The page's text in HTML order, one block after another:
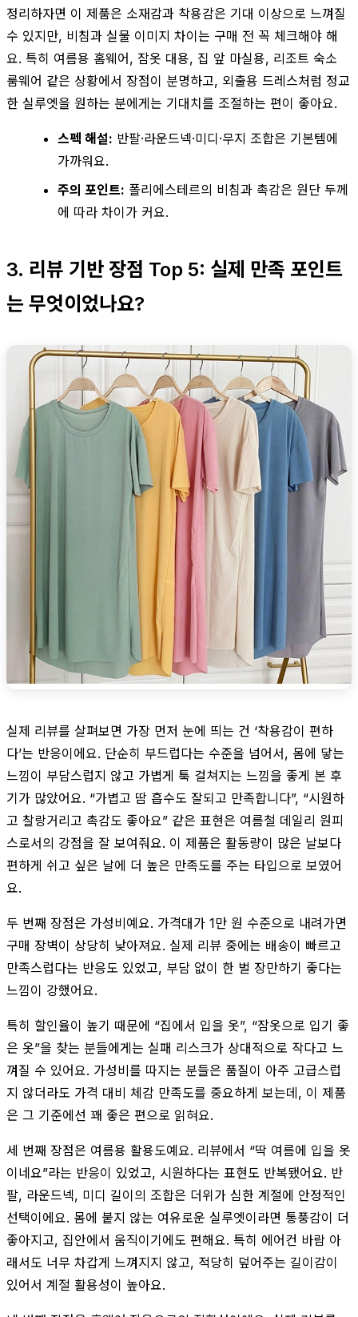
정리하자면 이 제품은 소재감과 착용감은 기대 이상으로 느껴질
수 있지만, 비침과 실물 이미지 차이는 구매 전 꼭 체크해야 해
요. 특히 여름용 홈웨어, 잠옷 대용, 집 앞 마실용, 리조트 숙소
룸웨어 같은 상황에서 장점이 분명하고, 외출용 드레스처럼 정교
한 실루엣을 원하는 분에게는 기대치를 조절하는 편이 좋아요.
스펙 해설: 반팔·라운드넥·미디·무지 조합은 기본템에
가까워요.
주의 포인트: 폴리에스테르의 비침과 촉감은 원단 두께
에 따라 차이가 커요.
3. 리뷰 기반 장점 Top 5: 실제 만족 포인트
는 무엇이었나요?
실제 리뷰를 살펴보면 가장 먼저 눈에 띄는 건 ‘착용감이 편하
다’는 반응이에요. 단순히 부드럽다는 수준을 넘어서, 몸에 닿는
느낌이 부담스럽지 않고 가볍게 툭 걸쳐지는 느낌을 좋게 본 후
기가 많았어요. “가볍고 땀 흡수도 잘되고 만족합니다”, “시원하
고 찰랑거리고 촉감도 좋아요” 같은 표현은 여름철 데일리 원피
스로서의 강점을 잘 보여줘요. 이 제품은 활동량이 많은 날보다
편하게 쉬고 싶은 날에 더 높은 만족도를 주는 타입으로 보였어
요.
두 번째 장점은 가성비예요. 가격대가 1만 원 수준으로 내려가면
구매 장벽이 상당히 낮아져요. 실제 리뷰 중에는 배송이 빠르고
만족스럽다는 반응도 있었고, 부담 없이 한 벌 장만하기 좋다는
느낌이 강했어요.
특히 할인율이 높기 때문에 “집에서 입을 옷”, “잠옷으로 입기 좋
은 옷”을 찾는 분들에게는 실패 리스크가 상대적으로 작다고 느
껴질 수 있어요. 가성비를 따지는 분들은 품질이 아주 고급스럽
지 않더라도 가격 대비 체감 만족도를 중요하게 보는데, 이 제품
은 그 기준에선 꽤 좋은 편으로 읽혀요.
세 번째 장점은 여름용 활용도예요. 리뷰에서 “딱 여름에 입을 옷
이네요”라는 반응이 있었고, 시원하다는 표현도 반복됐어요. 반
팔, 라운드넥, 미디 길이의 조합은 더위가 심한 계절에 안정적인
선택이에요. 몸에 붙지 않는 여유로운 실루엣이라면 통풍감이 더
좋아지고, 집안에서 움직이기에도 편해요. 특히 에어컨 바람 아
래서도 너무 차갑게 느껴지지 않고, 적당히 덮어주는 길이감이
있어서 계절 활용성이 높아요.